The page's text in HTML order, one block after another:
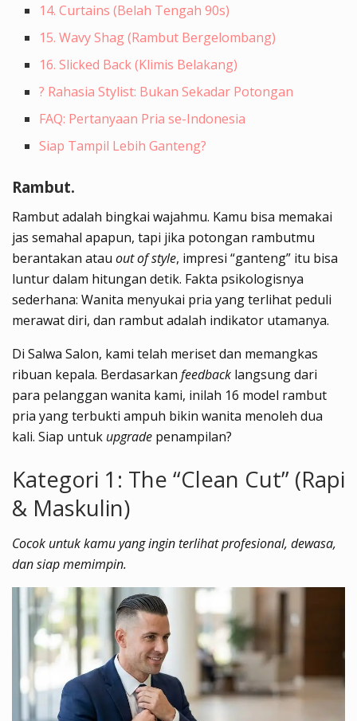
14. Curtains (Belah Tengah 90s)
15. Wavy Shag (Rambut Bergelombang)
16. Slicked Back (Klimis Belakang)
? Rahasia Stylist: Bukan Sekadar Potongan
FAQ: Pertanyaan Pria se-Indonesia
Siap Tampil Lebih Ganteng?
Rambut.
Rambut adalah bingkai wajahmu. Kamu bisa memakai
jas semahal apapun, tapi jika potongan rambutmu
berantakan atau out of style, impresi “ganteng” itu bisa
luntur dalam hitungan detik. Fakta psikologisnya
sederhana: Wanita menyukai pria yang terlihat peduli
merawat diri, dan rambut adalah indikator utamanya.
Di Salwa Salon, kami telah meriset dan memangkas
ribuan kepala. Berdasarkan feedback langsung dari
para pelanggan wanita kami, inilah 16 model rambut
pria yang terbukti ampuh bikin wanita menoleh dua
kali. Siap untuk upgrade penampilan?
Kategori 1: The “Clean Cut” (Rapi
& Maskulin)
Cocok untuk kamu yang ingin terlihat profesional, dewasa,
dan siap memimpin.